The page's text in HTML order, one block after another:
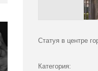
Статуя в центре
Категория: